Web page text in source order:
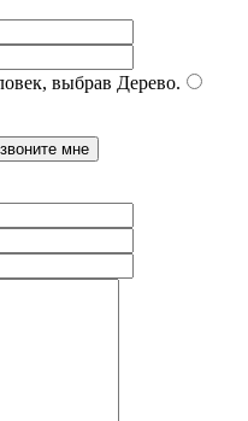
выбрав Дерево.